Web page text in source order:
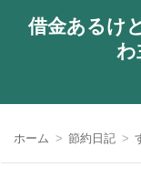
借金あるけ
わ
ホーム 節約日記